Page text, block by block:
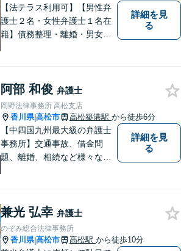
【法テラス利用可】【男性弁
護士２名・女性弁護士１名在
籍】債務整理・離婚・男女問
明を心がけています。早期解
決のため、まずはお気軽にご
相談ください。
詳細を見
る
阿部 和俊 弁護士
岡野法律事務所 高松支店
香川県|高松市 高松築港駅 から徒歩6分
【中四国九州最大級の弁護士
事務所】交通事故、借金問
題、離婚、相続など様々な問
い！
詳細を見
る
兼光 弘幸 弁護士
のぞみ総合法律事務所
香川県|高松市 高松駅 から徒歩10分